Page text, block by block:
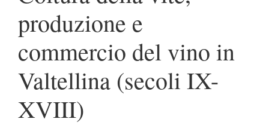
produzione e
commercio del vino in
Valtellina (secoli IX-
XVIII)